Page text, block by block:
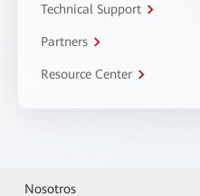
Technical Support
Partners
Resource Center
Nosotros